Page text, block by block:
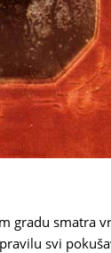
gradu smatra
svi